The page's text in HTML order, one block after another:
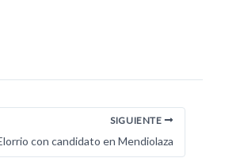
SIGUIENTE
con candidato en Mendiolaza